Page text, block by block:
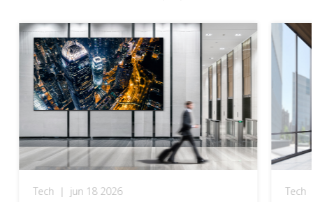
Tech | jun 18 2026 Tech